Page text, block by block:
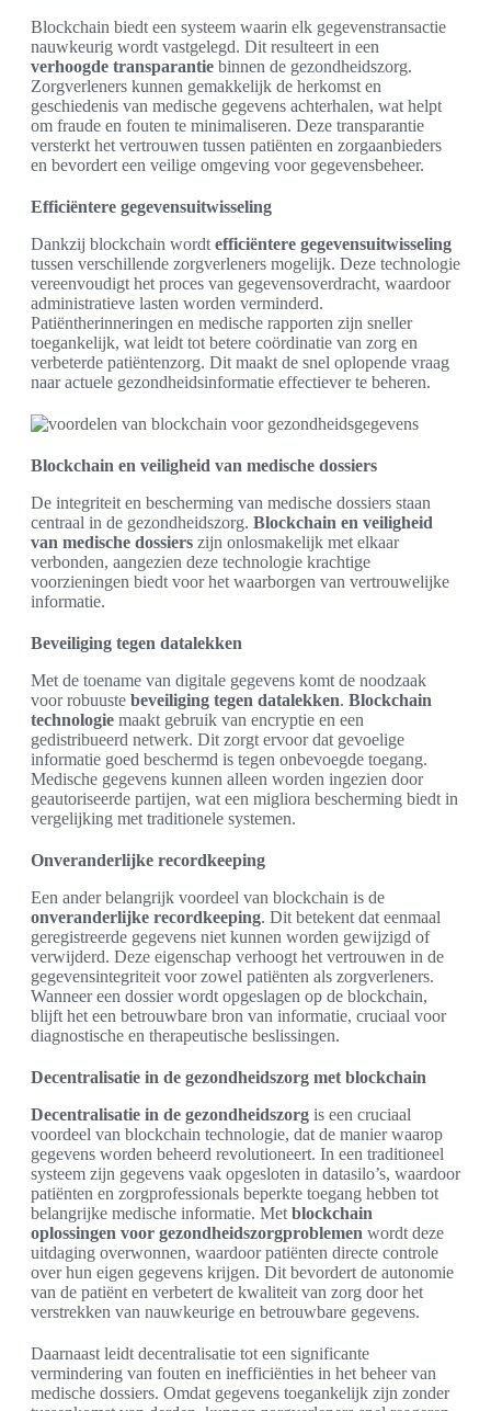
Blockchain biedt een systeem waarin elk gegevenstransactie
nauwkeurig wordt vastgelegd. Dit resulteert in een
verhoogde transparantie binnen de gezondheidszorg.
Zorgverleners kunnen gemakkelijk de herkomst en
geschiedenis van medische gegevens achterhalen, wat helpt
om fraude en fouten te minimaliseren. Deze transparantie
versterkt het vertrouwen tussen patiënten en zorgaanbieders
en bevordert een veilige omgeving voor gegevensbeheer.
Efficiëntere gegevensuitwisseling
Dankzij blockchain wordt efficiëntere gegevensuitwisseling
tussen verschillende zorgverleners mogelijk. Deze technologie
vereenvoudigt het proces van gegevensoverdracht, waardoor
administratieve lasten worden verminderd.
Patiëntherinneringen en medische rapporten zijn sneller
toegankelijk, wat leidt tot betere coördinatie van zorg en
verbeterde patiëntenzorg. Dit maakt de snel oplopende vraag
naar actuele gezondheidsinformatie effectiever te beheren.
Blockchain en veiligheid van medische dossiers
De integriteit en bescherming van medische dossiers staan
centraal in de gezondheidszorg. Blockchain en veiligheid
van medische dossiers zijn onlosmakelijk met elkaar
verbonden, aangezien deze technologie krachtige
voorzieningen biedt voor het waarborgen van vertrouwelijke
informatie.
Beveiliging tegen datalekken
Met de toename van digitale gegevens komt de noodzaak
voor robuuste beveiliging tegen datalekken. Blockchain
technologie maakt gebruik van encryptie en een
gedistribueerd netwerk. Dit zorgt ervoor dat gevoelige
informatie goed beschermd is tegen onbevoegde toegang.
Medische gegevens kunnen alleen worden ingezien door
geautoriseerde partijen, wat een migliora bescherming biedt in
vergelijking met traditionele systemen.
Onveranderlijke recordkeeping
Een ander belangrijk voordeel van blockchain is de
onveranderlijke recordkeeping. Dit betekent dat eenmaal
geregistreerde gegevens niet kunnen worden gewijzigd of
verwijderd. Deze eigenschap verhoogt het vertrouwen in de
gegevensintegriteit voor zowel patiënten als zorgverleners.
Wanneer een dossier wordt opgeslagen op de blockchain,
blijft het een betrouwbare bron van informatie, cruciaal voor
diagnostische en therapeutische beslissingen.
Decentralisatie in de gezondheidszorg met blockchain
Decentralisatie in de gezondheidszorg is een cruciaal
voordeel van blockchain technologie, dat de manier waarop
gegevens worden beheerd revolutioneert. In een traditioneel
systeem zijn gegevens vaak opgesloten in datasilo’s, waardoor
patiënten en zorgprofessionals beperkte toegang hebben tot
belangrijke medische informatie. Met blockchain
oplossingen voor gezondheidszorgproblemen wordt deze
uitdaging overwonnen, waardoor patiënten directe controle
over hun eigen gegevens krijgen. Dit bevordert de autonomie
van de patiënt en verbetert de kwaliteit van zorg door het
verstrekken van nauwkeurige en betrouwbare gegevens.
Daarnaast leidt decentralisatie tot een significante
vermindering van fouten en inefficiënties in het beheer van
medische dossiers. Omdat gegevens toegankelijk zijn zonder